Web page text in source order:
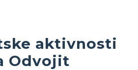
aktivnosti
Odvojit